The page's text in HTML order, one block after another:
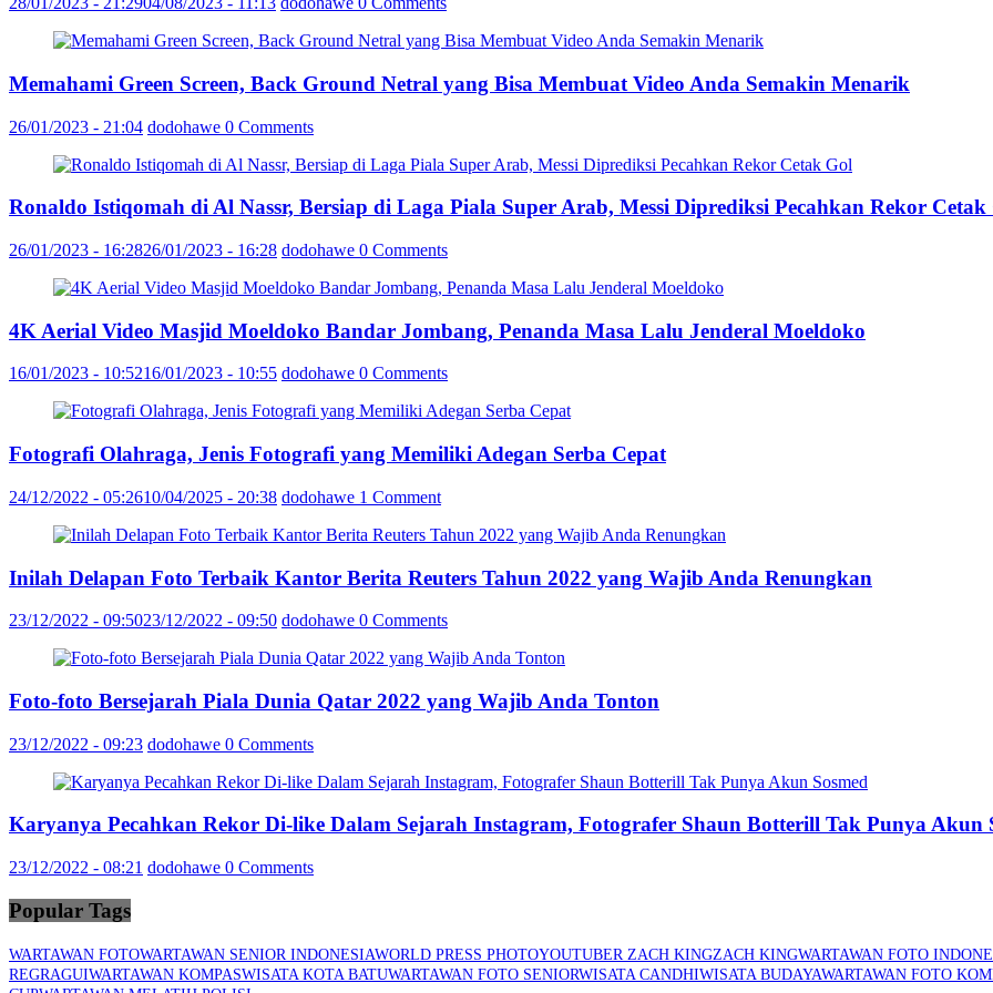
Memahami Green Screen, Back Ground Netral yang Bisa Membuat Video Anda Semakin Menarik
26/01/2023 - 21:04 dodohawe 0 Comments
Ronaldo Istiqomah di Al Nassr, Bersiap di Laga Piala Super Arab, Messi Diprediksi Pecahkan Rekor Cetak
26/01/2023 - 16:2826/01/2023 - 16:28 dodohawe 0 Comments
4K Aerial Video Masjid Moeldoko Bandar Jombang, Penanda Masa Lalu Jenderal Moeldoko
16/01/2023 - 10:5216/01/2023 - 10:55 dodohawe 0 Comments
Fotografi Olahraga, Jenis Fotografi yang Memiliki Adegan Serba Cepat
24/12/2022 - 05:2610/04/2025 - 20:38 dodohawe 1 Comment
Inilah Delapan Foto Terbaik Kantor Berita Reuters Tahun 2022 yang Wajib Anda Renungkan
23/12/2022 - 09:5023/12/2022 - 09:50 dodohawe 0 Comments
Foto-foto Bersejarah Piala Dunia Qatar 2022 yang Wajib Anda Tonton
23/12/2022 - 09:23 dodohawe 0 Comments
Karyanya Pecahkan Rekor Di-like Dalam Sejarah Instagram, Fotografer Shaun Botterill Tak Punya Akun
23/12/2022 - 08:21 dodohawe 0 Comments
Popular Tags
WARTAWAN FOTOWARTAWAN SENIOR INDONESIAWORLD PRESS PHOTOYOUTUBER ZACH KINGZACH KINGWARTAWAN FOTO
REGRAGUIWARTAWAN KOMPASWISATA KOTA BATUWARTAWAN FOTO SENIORWISATA CANDHIWISATA BUDAYAWARTAWAN FOTO